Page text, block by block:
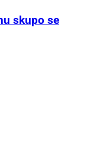
skupo se